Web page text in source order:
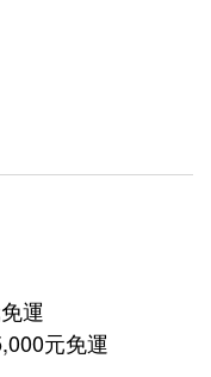
運
元免運